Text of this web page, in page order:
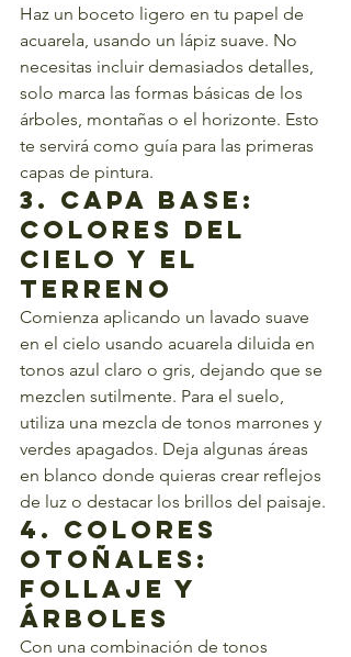
Haz un boceto ligero en tu papel de
acuarela, usando un lápiz suave. No
necesitas incluir demasiados detalles,
solo marca las formas básicas de los
árboles, montañas o el horizonte. Esto
te servirá como guía para las primeras
capas de pintura.
3. Capa Base:
Colores del
Cielo y el
Terreno
Comienza aplicando un lavado suave
en el cielo usando acuarela diluida en
tonos azul claro o gris, dejando que se
mezclen sutilmente. Para el suelo,
utiliza una mezcla de tonos marrones y
verdes apagados. Deja algunas áreas
en blanco donde quieras crear reflejos
de luz o destacar los brillos del paisaje.
4. Colores
Otoñales:
Follaje y
Árboles
Con una combinación de tonos